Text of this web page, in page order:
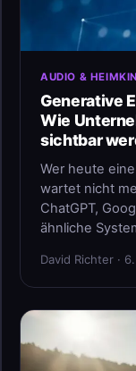
AUDIO &
Generative
Wie
sichtbar
Wer heute
wartet nicht
ChatGPT,
ähnliche
David Richter ·